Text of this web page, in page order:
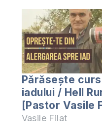
Părăsește
iadului / Hell
[Pastor Vasile
Vasile Filat